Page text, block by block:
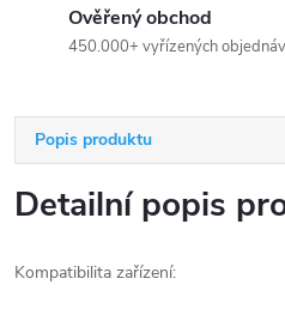
Ověřený obchod
450.000+ vyřízených
Popis produktu
Detailní popis
Kompatibilita zařízení: